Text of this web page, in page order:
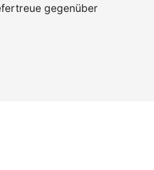
gegenüber